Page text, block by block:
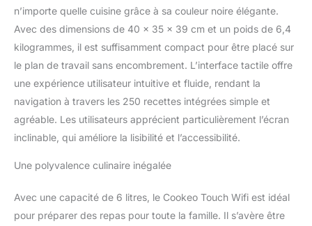
écran tactile inclinable
Découvrez plus de 100
recettes réalisables en
moins de 10 min, et 13
modes de cuisson dont
cuire sous pression très
rapidement (mode
express), cuire à la
vapeur (légumes), mijoter
lentement (viandes,
TROUVEZ LA RECETTE
IDEALE : Recherchez des
n’importe quelle cuisine grâce à sa couleur noire élégante.
Avec des dimensions de 40 x 35 x 39 cm et un poids de 6,4
kilogrammes, il est suffisamment compact pour être placé sur
le plan de travail sans encombrement. L’interface tactile offre
une expérience utilisateur intuitive et fluide, rendant la
navigation à travers les 250 recettes intégrées simple et
agréable. Les utilisateurs apprécient particulièrement l’écran
inclinable, qui améliore la lisibilité et l’accessibilité.
Une polyvalence culinaire inégalée
Avec une capacité de 6 litres, le Cookeo Touch Wifi est idéal
pour préparer des repas pour toute la famille. Il s’avère être